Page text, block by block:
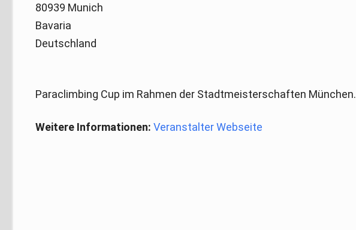
80939 Munich
Bavaria
Deutschland
Paraclimbing Cup im Rahmen der Stadtmeisterschaften München.
Weitere Informationen: Veranstalter Webseite